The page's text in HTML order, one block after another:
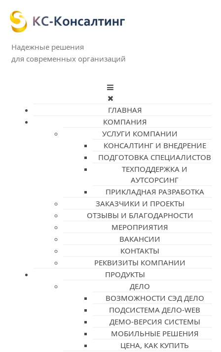
Надежные решения
для современных организаций
ГЛАВНАЯ
КОМПАНИЯ
УСЛУГИ КОМПАНИИ
КОНСАЛТИНГ И ВНЕДРЕНИЕ
ПОДГОТОВКА СПЕЦИАЛИСТОВ
ТЕХПОДДЕРЖКА И
АУТСОРСИНГ
ПРИКЛАДНАЯ РАЗРАБОТКА
ЗАКАЗЧИКИ И ПРОЕКТЫ
ОТЗЫВЫ И БЛАГОДАРНОСТИ
МЕРОПРИЯТИЯ
ВАКАНСИИ
КОНТАКТЫ
РЕКВИЗИТЫ КОМПАНИИ
ПРОДУКТЫ
ДЕЛО
ВОЗМОЖНОСТИ СЭД ДЕЛО
ПОДСИСТЕМА ДЕЛО-WEB
ДЕМО-ВЕРСИЯ СИСТЕМЫ
МОБИЛЬНЫЕ РЕШЕНИЯ
ЦЕНА, КАК КУПИТЬ